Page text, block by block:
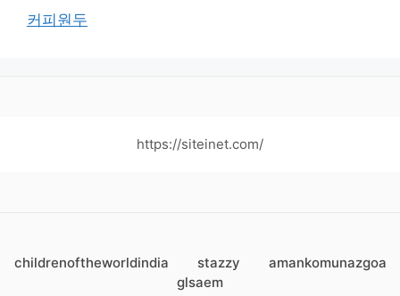
커피원두
https://siteinet.com/
childrenoftheworldindia stazzy
amankomunazgoa
glsaem